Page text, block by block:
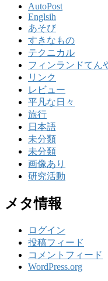
AutoPost
Englsih
あそび
すきなもの
テクニカル
フィンランドてん
リンク
レビュー
平凡な日々
旅行
日本語
未分類
未分類
画像あり
研究活動
メタ情報
ログイン
投稿フィード
コメントフィード
WordPress.org